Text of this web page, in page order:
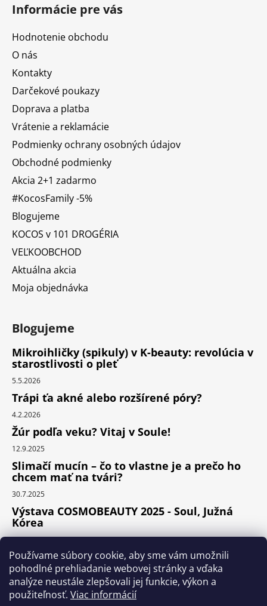
Používame súbory cookie, aby sme vám umožnili
pohodlné prehliadanie webovej stránky a vďaka
analýze neustále zlepšovali jej funkcie, výkon a
použiteľnosť. Viac informácií
Informácie pre vás
Hodnotenie obchodu
O nás
Kontakty
Darčekové poukazy
Doprava a platba
Vrátenie a reklamácie
Podmienky ochrany osobných údajov
Obchodné podmienky
Akcia 2+1 zadarmo
#KocosFamily -5%
Blogujeme
KOCOS v 101 DROGÉRIA
VEĽKOOBCHOD
Aktuálna akcia
Moja objednávka
Blogujeme
Mikroihličky (spikuly) v K-beauty: revolúcia v
starostlivosti o pleť
5.5.2026
Trápi ťa akné alebo rozšírené póry?
4.2.2026
Žúr podľa veku? Vitaj v Soule!
12.9.2025
Slimačí mucín – čo to vlastne je a prečo ho
chcem mať na tvári?
30.7.2025
Výstava COSMOBEAUTY 2025 - Soul, Južná
Kórea
11.6.2025
Instagram